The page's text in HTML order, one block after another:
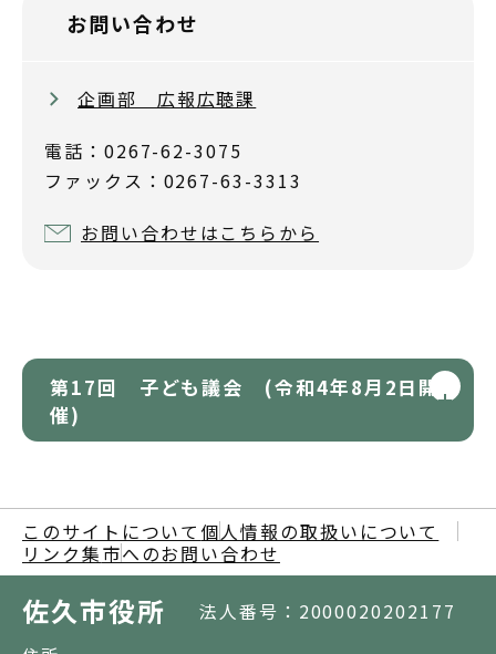
お問い合わせ
企画部 広報広聴課
電話：0267-62-3075
ファックス：0267-63-3313
お問い合わせはこちらから
第17回 子ども議会 (令和4年8月2日開
催)
このサイトについて 個人情報の取扱いについて
リンク集市へのお問い合わせ
佐久市役所 法人番号：2000020202177